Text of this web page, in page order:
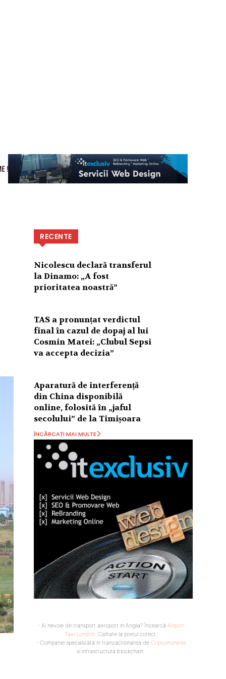
RECENTE
Nicolescu declară transferul
la Dinamo: „A fost
prioritatea noastră”
TAS a pronunțat verdictul
final în cazul de dopaj al lui
Cosmin Matei: „Clubul Sepsi
va accepta decizia”
Aparatură de interferență
din China disponibilă
online, folosită în „jaful
secolului” de la Timișoara
ÎNCĂRCAȚI MAI MULTE
- Ai nevoie de transport aeroport in Anglia? Încearcă Airport
Taxi London. Calitate la prețul corect.
- Companie specializata in tranzactionarea de Criptomonede
si infrastructura blockchain.